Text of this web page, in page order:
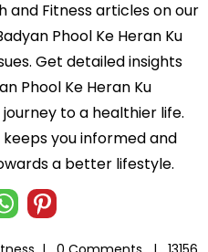
and Fitness articles on our
Phool Ke Heran Ku
Get detailed insights
Phool Ke Heran Ku
to a healthier life.
you informed and
a better lifestyle.